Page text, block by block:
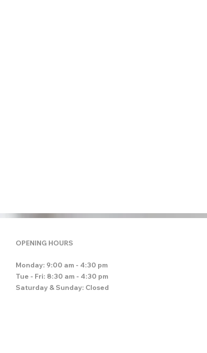
OPENING HOURS
Monday: 9:00 am - 4:30 pm
Tue - Fri: 8:30 am - 4:30 pm
Saturday & Sunday: Closed